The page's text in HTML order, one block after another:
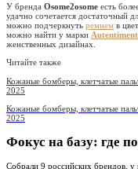
У бренда Osome2osome есть
удачно сочетается достаточный
можно подчеркнуть ремнем в
можно найти у марки
женственных дизайнах.
Читайте также
Кожаные бомберы, клетчатые
2025
Кожаные бомберы, клетчатые
2025
Фокус на базу: где
Собрали 9 российских брендов, у